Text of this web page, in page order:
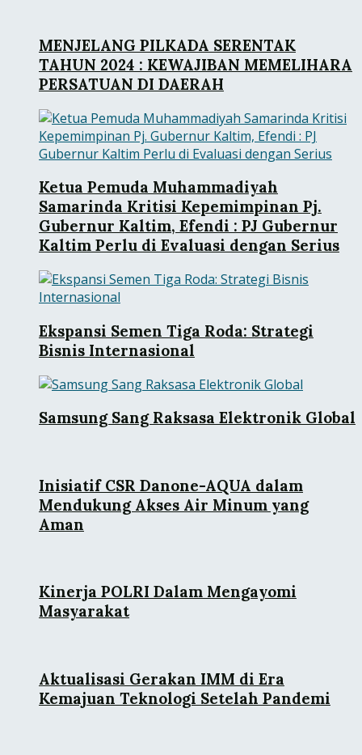
MENJELANG PILKADA SERENTAK
TAHUN 2024 : KEWAJIBAN MEMELIHARA
PERSATUAN DI DAERAH
Ketua Pemuda Muhammadiyah
Samarinda Kritisi Kepemimpinan Pj.
Gubernur Kaltim, Efendi : PJ Gubernur
Kaltim Perlu di Evaluasi dengan Serius
Ekspansi Semen Tiga Roda: Strategi
Bisnis Internasional
Samsung Sang Raksasa Elektronik Global
Inisiatif CSR Danone-AQUA dalam
Mendukung Akses Air Minum yang
Aman
Kinerja POLRI Dalam Mengayomi
Masyarakat
Aktualisasi Gerakan IMM di Era
Kemajuan Teknologi Setelah Pandemi